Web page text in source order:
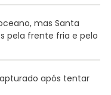
mas Santa
pela frente fria e pelo
após tentar